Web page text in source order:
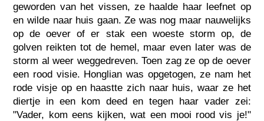
geworden van het vissen, ze haalde haar leefnet op
en wilde naar huis gaan. Ze was nog maar nauwelijks
op de oever of er stak een woeste storm op, de
golven reikten tot de hemel, maar even later was de
storm al weer weggedreven. Toen zag ze op de oever
een rood visie. Honglian was opgetogen, ze nam het
rode visje op en haastte zich naar huis, waar ze het
diertje in een kom deed en tegen haar vader zei:
"Vader, kom eens kijken, wat een mooi rood vis je!"